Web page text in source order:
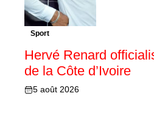
Sport
Hervé Renard
de la Côte d’Ivoire
5 août 2026